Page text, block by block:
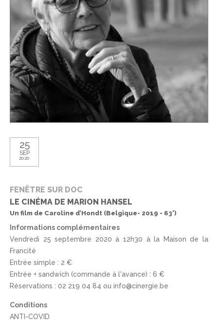
25
SEP
2020
FENÊTRE SUR DOC
LE CINÉMA DE MARION HANSEL
Un film de Caroline d’Hondt (Belgique- 2019 - 63')
Informations complémentaires
Vendredi 25 septembre 2020 à 12h30 à la Maison de la
Francité
Entrée simple : 2 €
Entrée + sandwich (commande à l'avance) : 6 €
Réservations : 02 219 04 84 ou info@cinergie.be
Conditions
ANTI-COVID